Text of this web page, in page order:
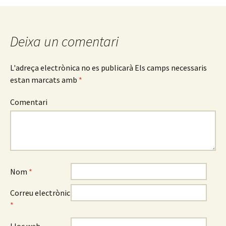
articles
Deixa un comentari
L'adreça electrònica no es publicarà Els camps necessaris
estan marcats amb *
Comentari
Nom *
Correu electrònic
*